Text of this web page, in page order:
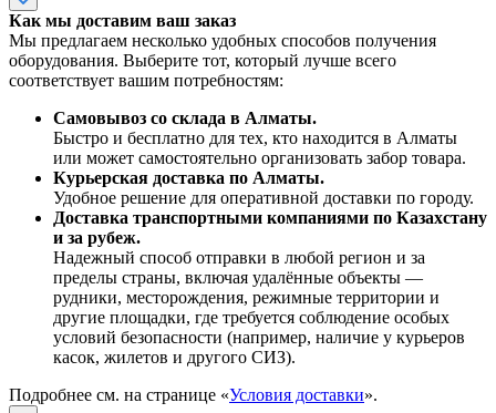
Как мы доставим ваш заказ
Мы предлагаем несколько удобных способов получения
оборудования. Выберите тот, который лучше всего
соответствует вашим потребностям:
Самовывоз со склада в Алматы.
Быстро и бесплатно для тех, кто находится в Алматы
или может самостоятельно организовать забор товара.
Курьерская доставка по Алматы.
Удобное решение для оперативной доставки по городу.
Доставка транспортными компаниями по Казахстану
и за рубеж.
Надежный способ отправки в любой регион и за
пределы страны, включая удалённые объекты —
рудники, месторождения, режимные территории и
другие площадки, где требуется соблюдение особых
условий безопасности (например, наличие у курьеров
касок, жилетов и другого СИЗ).
Подробнее см. на странице «Условия доставки».